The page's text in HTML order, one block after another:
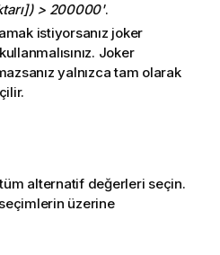
> 200000'.
istiyorsanız joker
Joker
yalnızca tam olarak
alternatif değerleri seçin.
üzerine